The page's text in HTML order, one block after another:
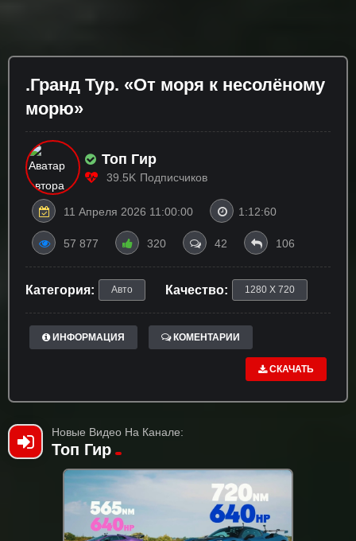
.Гранд Тур. «От моря к несолёному
морю»
Топ Гир
39.5K Подписчиков
11 Апреля 2026 11:00:00 1:12:60
57 877 320 42 106
Категория: Авто Качество: 1280 X 720
ИНФОРМАЦИЯ КОМЕНТАРИИ
СКАЧАТЬ
Новые Видео На Канале:
Топ Гир